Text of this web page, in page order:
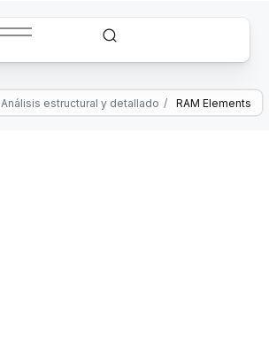
Análisis estructural y detallado / RAM Elements